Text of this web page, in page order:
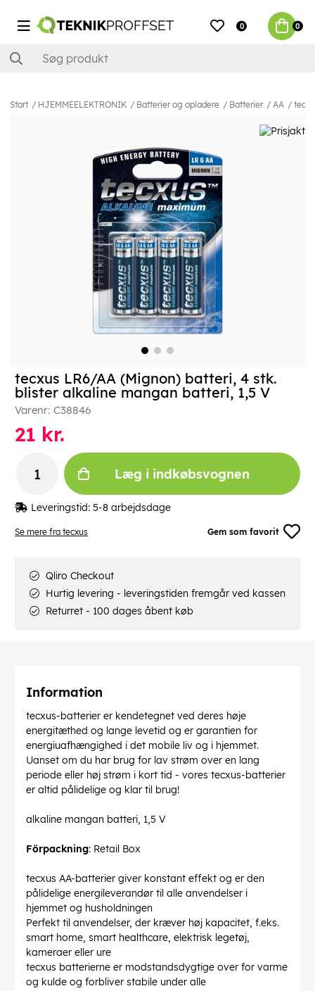
0 0
Start HJEMMEELEKTRONIK Batterier og opladere Batterier AA
Se mere fra tecxus Gem som favorit
tecxus LR6/AA (Mignon) batteri, 4 stk.
blister alkaline mangan batteri, 1,5 V
Varenr: C38846
21 kr.
Læg i indkøbsvognen
Leveringstid: 5-8 arbejdsdage
Qliro Checkout
Hurtig levering - leveringstiden fremgår ved kassen
Returret - 100 dages åbent køb
Information
tecxus-batterier er kendetegnet ved deres høje
energitæthed og lange levetid og er garantien for
energiuafhængighed i det mobile liv og i hjemmet.
Uanset om du har brug for lav strøm over en lang
periode eller høj strøm i kort tid - vores tecxus-batterier
er altid pålidelige og klar til brug!
alkaline mangan batteri, 1,5 V
Förpackning: Retail Box
tecxus AA-batterier giver konstant effekt og er den
pålidelige energileverandør til alle anvendelser i
hjemmet og husholdningen
Perfekt til anvendelser, der kræver høj kapacitet, f.eks.
smart home, smart healthcare, elektrisk legetøj,
kameraer eller ure
tecxus batterierne er modstandsdygtige over for varme
og kulde og forbliver stabile under alle